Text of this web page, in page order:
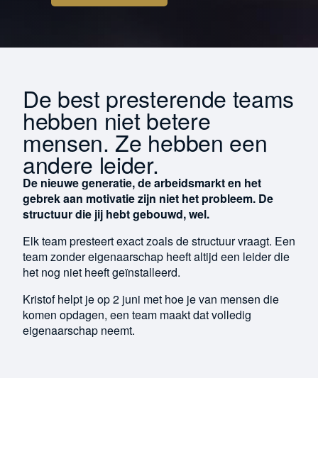
De best presterende teams
hebben niet betere
mensen. Ze hebben een
andere leider.
De nieuwe generatie, de arbeidsmarkt en het
gebrek aan motivatie zijn niet het probleem. De
structuur die jij hebt gebouwd, wel.
Elk team presteert exact zoals de structuur vraagt. Een
team zonder eigenaarschap heeft altijd een leider die
het nog niet heeft geïnstalleerd.
Kristof helpt je op 2 juni met hoe je van mensen die
komen opdagen, een team maakt dat volledig
eigenaarschap neemt.